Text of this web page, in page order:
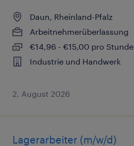
Daun, Rheinland-Pfalz
Arbeitnehmerüberlassung
€14,96 - €15,00 pro Stunde
Industrie und Handwerk
2. August 2026
Lagerarbeiter (m/w/d)